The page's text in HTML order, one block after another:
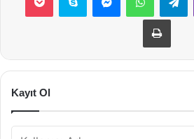
Kayıt Ol